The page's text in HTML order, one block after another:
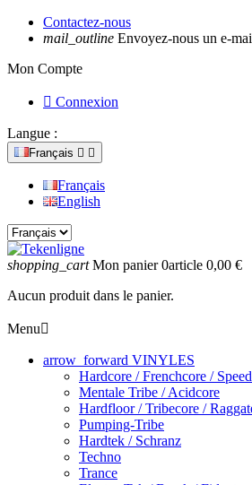
Contactez-nous
mail_outline Envoyez-nous un e-
Mon Compte
 Connexion
Langue :
Français  
Français
English
shopping_cart Mon panier 0article 0,00 €
Aucun produit dans le panier.
Menu
arrow_forward VINYLES
Hardcore / Frenchcore /
Mentale Tribe / Acidcore
Hardfloor / Tribecore /
Pumping-Tribe
Hardtek / Schranz
Techno
Trance